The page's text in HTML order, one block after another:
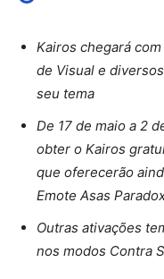
Kairos chegará
de Visual e
seu tema
De 17 de maio a 2
obter o Kairos
que oferecerão
Emote Asas
Outras ativações
nos modos Contra